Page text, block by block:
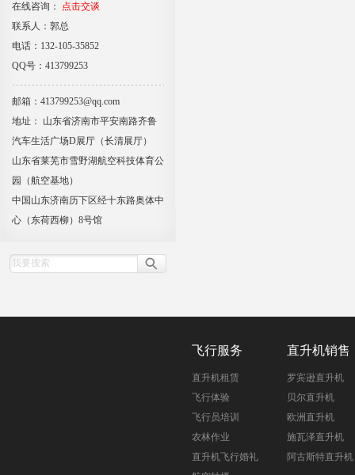
在线咨询：
点击交谈
联系人：郭总
电话：132-105-35852
QQ号：413799253
邮箱：413799253@qq.com
地址： 山东省济南市平安南路齐鲁
汽车生活广场D展厅（长清展厅）
山东省莱芜市雪野湖航空科技体育公
园（航空基地）
中国山东济南历下区经十东路奥体中
心（东荷西柳）8号馆
飞行服务
直升机租赁
飞行体验
飞行员培训
农林作业
直升机飞行婚礼
直升机销售
罗宾逊直升机
贝尔直升机
欧洲直升机
施瓦泽直升机
阿古斯特直升机